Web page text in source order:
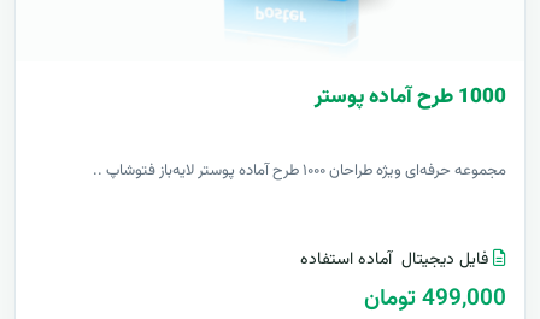
1000 طرح آماده پوستر
مجموعه حرفه‌ای ویژه طراحان ۱۰۰۰ طرح آماده پوستر لایه‌باز فتوشاپ ..
فایل دیجیتال آماده استفاده
499,000 تومان